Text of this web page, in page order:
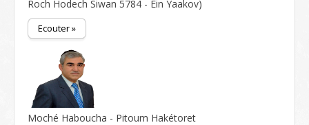
Roch Hodech Siwan 5784 - Ein Yaakov)
Ecouter »
Moché Haboucha - Pitoum Hakétoret